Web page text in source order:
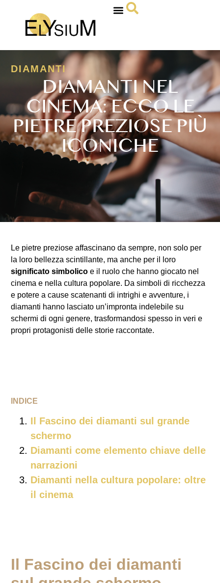
DIAMANTI
DIAMANTI NEL
CINEMA: ECCO LE
PIETRE PREZIOSE PIÙ
ICONICHE
Le pietre preziose affascinano da sempre, non solo per
la loro bellezza scintillante, ma anche per il loro
significato simbolico e il ruolo che hanno giocato nel
cinema e nella cultura popolare. Da simboli di ricchezza
e potere a cause scatenanti di intrighi e avventure, i
diamanti hanno lasciato un’impronta indelebile su
schermi di ogni genere, trasformandosi spesso in veri e
propri protagonisti delle storie raccontate.
INDICE
Il Fascino dei diamanti sul grande
schermo
Diamanti come elemento chiave delle
narrazioni
Diamanti nella cultura popolare: oltre
il cinema
Il Fascino dei diamanti